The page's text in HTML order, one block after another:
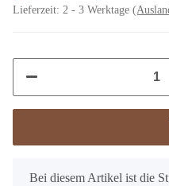
Lieferzeit: 2 - 3 Werktage
x
Bei diesem Artikel ist die